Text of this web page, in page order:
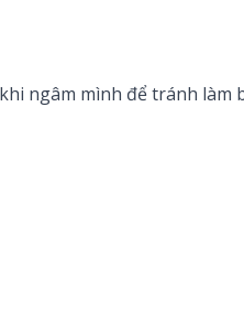
ngâm mình để tránh làm